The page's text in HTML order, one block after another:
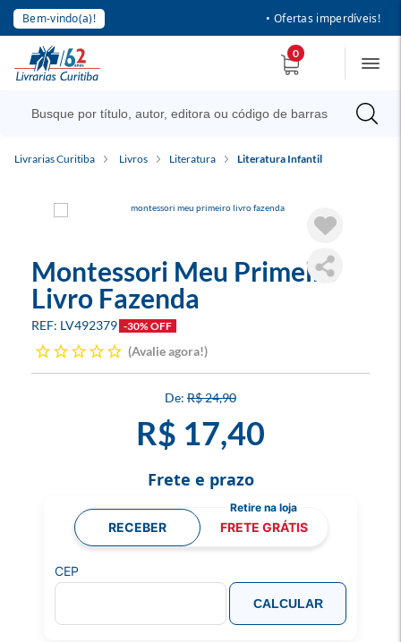
Bem-vindo(a)! • Ofertas imperdíveis!
0
Livrarias Curitiba Livros Literatura Literatura Infantil
Montessori Meu Primeiro
Livro Fazenda
LV492379 -30% OFF
Avalie agora!
R$ 24,90
R$ 17,40
Frete e prazo
RECEBER FRETE GRÁTIS
CEP
CALCULAR